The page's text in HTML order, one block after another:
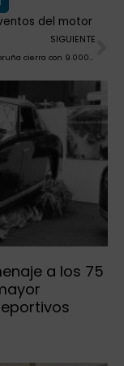
del motor
SIGUIENTE
CarOutlet A Coruña cierra con 9.000 visitantes y cerca de 275 coches vendidos
a los 75